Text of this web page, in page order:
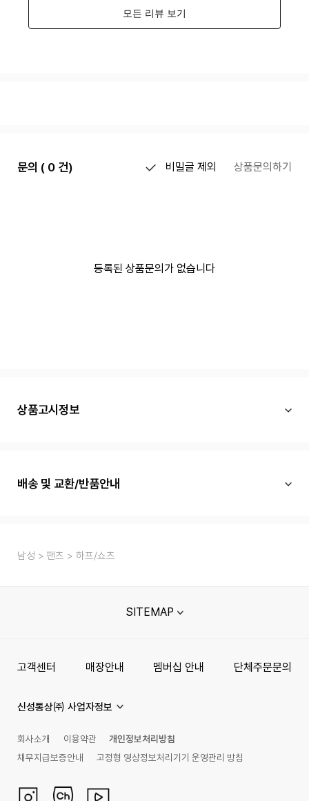
문의 ( 0 건) 비밀글 제외 상품문의하기
등록된 상품문의가 없습니다
상품고시정보
배송 및 교환/반품안내
남성 팬츠 하프/쇼츠
SITEMAP
고객센터 매장안내 멤버십 안내 단체주문문의
신성통상㈜ 사업자정보
회사소개 이용약관
개인정보처리방침
채무지급보증안내
고정형 영상정보처리기기 운영관리 방침